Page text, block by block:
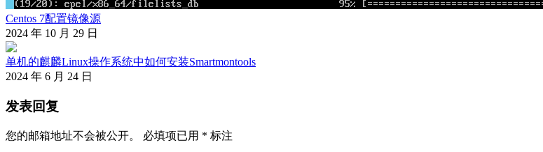
Centos 7配置镜像源
2024 年 10 月 29 日
单机的麒麟Linux操作系统中如何安装Smartmontools
2024 年 6 月 24 日
发表回复
您的邮箱地址不会被公开。 必填项已用 * 标注